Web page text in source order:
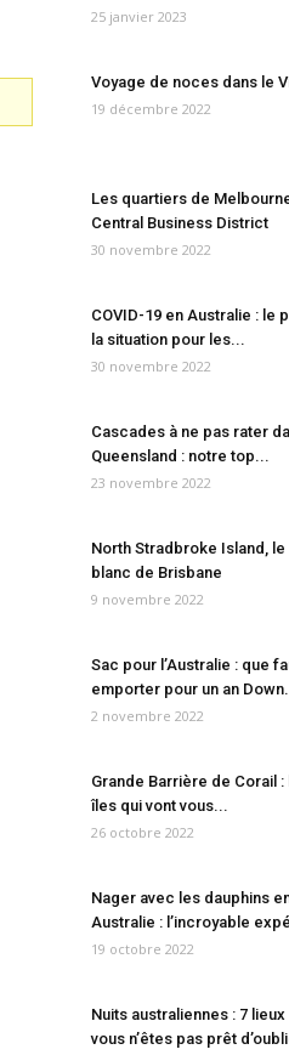
25 janvier 2023
Voyage de noces dans le
19 décembre 2022
Les quartiers de
Central Business District
30 novembre 2022
COVID-19 en Australie : le
la situation pour les...
30 novembre 2022
Cascades à ne pas rater
Queensland : notre top...
23 novembre 2022
North Stradbroke Island,
blanc de Brisbane
9 novembre 2022
Sac pour l’Australie : que
emporter pour un an
2 novembre 2022
Grande Barrière de Corail :
îles qui vont vous...
26 octobre 2022
Nager avec les dauphins
Australie : l’incroyable
19 octobre 2022
Nuits australiennes : 7 lieux
vous n’êtes pas prêt